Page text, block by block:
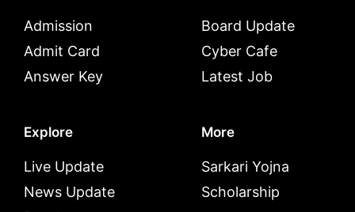
Admission
Admit Card
Answer Key
Board Update
Cyber Cafe
Latest Job
Explore
Live Update
News Update
More
Sarkari Yojna
Scholarship